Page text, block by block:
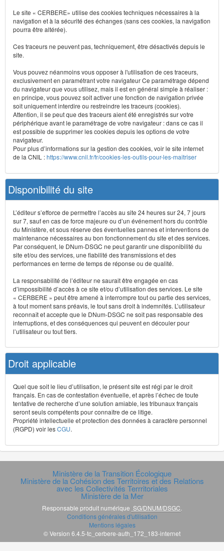
Le site « CERBERE» utilise des cookies techniques nécessaires à la
navigation et à la sécurité des échanges (sans ces cookies, la navigation
pourra être altérée).
Ces traceurs ne peuvent pas, techniquement, être désactivés depuis le
site.
Vous pouvez néanmoins vous opposer à l'utilisation de ces traceurs,
exclusivement en paramétrant votre navigateur Ce paramétrage dépend
du navigateur que vous utilisez, mais il est en général simple à réaliser :
en principe, vous pouvez soit activer une fonction de navigation privée
soit uniquement interdire ou restreindre les traceurs (cookies).
Attention, il se peut que des traceurs aient été enregistrés sur votre
périphérique avant le paramétrage de votre navigateur : dans ce cas il
est possible de supprimer les cookies depuis les options de votre
navigateur.
Pour plus d’informations sur la gestion des cookies, voir le site internet
de la CNIL :https://www.cnil.fr/fr/cookies-les-outils-pour-les-maitriser
Disponibilité du site
L’éditeur s’efforce de permettre l’accès au site 24 heures sur 24, 7 jours
sur 7, sauf en cas de force majeure ou d’un événement hors du contrôle
du Ministère, et sous réserve des éventuelles pannes et interventions de
maintenance nécessaires au bon fonctionnement du site et des services.
Par conséquent, le DNum-DSGC ne peut garantir une disponibilité du
site et/ou des services, une fiabilité des transmissions et des
performances en terme de temps de réponse ou de qualité.
La responsabilité de l’éditeur ne saurait être engagée en cas
d’impossibilité d’accès à ce site et/ou d’utilisation des services. Le site
« CERBERE » peut être amené à interrompre tout ou partie des services,
à tout moment sans préavis, le tout sans droit à indemnités. L’utilisateur
reconnaît et accepte que le DNum-DSGC ne soit pas responsable des
interruptions, et des conséquences qui peuvent en découler pour
l’utilisateur ou tout tiers.
Droit applicable
Quel que soit le lieu d’utilisation, le présent site est régi par le droit
français. En cas de contestation éventuelle, et après l’échec de toute
tentative de recherche d’une solution amiable, les tribunaux français
seront seuls compétents pour connaître de ce litige.
Propriété intellectuelle et protection des données à caractère personnel
(RGPD) voir lesCGU.
Ministère de la Transition Écologique
Ministère de la Cohésion des Territoires et des Relations
avec les Collectivités Terrritoriales
Ministère de la Mer
Responsable produit numérique SG/DNUM/DSGC
Conditions générales d'utilisation
Mentions légales
© Version 6.4.5-tc_cerbere-auth_172_183-internet